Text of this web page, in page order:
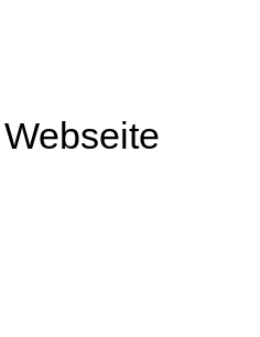
Webseite